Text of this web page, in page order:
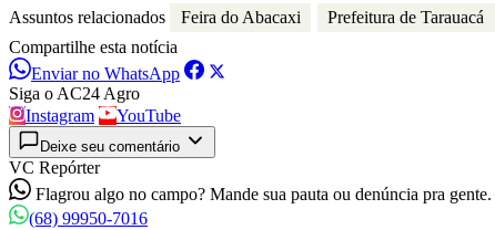
Assuntos relacionados Feira do Abacaxi Prefeitura de Tarauacá
Compartilhe esta notícia
Enviar no WhatsApp
Siga o AC24 Agro
Instagram
YouTube
Deixe seu comentário
VC Repórter
Flagrou algo no campo? Mande sua pauta ou denúncia pra gente.
(68) 99950-7016